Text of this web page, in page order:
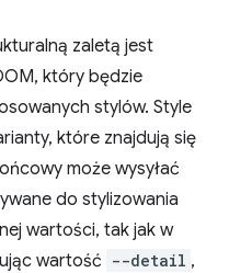
zaletą jest
który będzie
stylów. Style
które znajdują się
może wysyłać
do stylizowania
wartości, tak jak w
wartość --detail ,